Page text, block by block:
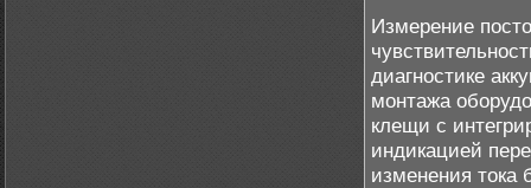
Измерение
диагностике
монтажа
клещи с
индикацией
изменения тока